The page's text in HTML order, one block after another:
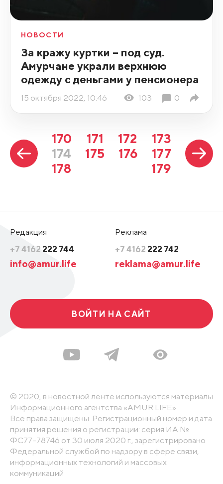
НОВОСТИ
За кражу куртки – под суд.
Амурчане украли верхнюю
одежду с деньгами у пенсионера
15 октября 2022, 10:46 103 0
170 171 172
173
174
175 176
177
178
179
Редакция
+7 4162 222 744
info@amur.life
Реклама
+7 4162 222 742
reklama@amur.life
ВОЙТИ НА САЙТ
© 2020, в новостной ленте используются материалы
Информационного агентства «AMUR.LIFE».
Все права защищены. Регистрационный номер и дата
принятия решения о регистрации: серия ИА №
ФС77-78746 от 30 июля 2020 г., зарегистрировано
Федеральной службой по надзору в сфере связи,
информационных технологий и массовых
коммуникаций